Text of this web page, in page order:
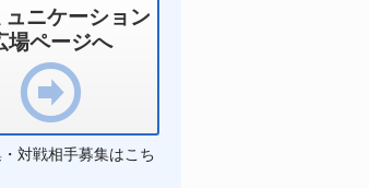
ュニケーション
場ページへ
対戦相手募集はこち